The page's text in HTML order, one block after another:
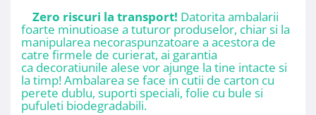
Zero riscuri la transport! Datorita ambalarii
foarte minutioase a tuturor produselor, chiar si la
manipularea necoraspunzatoare a acestora de
catre firmele de curierat, ai garantia
ca decoratiunile alese vor ajunge la tine intacte si
la timp! Ambalarea se face in cutii de carton cu
perete dublu, suporti speciali, folie cu bule si
pufuleti biodegradabili.